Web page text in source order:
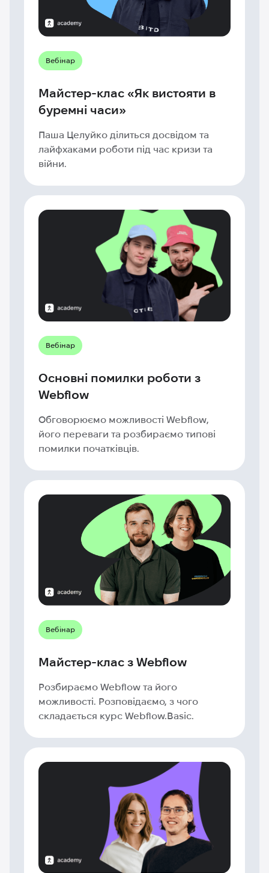
Вебінар
Майстер-клас «Як вистояти в
буремні часи»
Паша Целуйко ділиться досвідом та
лайфхаками роботи під час кризи та
війни.
Вебінар
Основні помилки роботи з
Webflow
Обговорюємо можливості Webflow,
його переваги та розбираємо типові
помилки початківців.
Вебінар
Майстер-клас з Webflow
Розбираємо Webflow та його
можливості. Розповідаємо, з чого
складається курс Webflow.Basic.